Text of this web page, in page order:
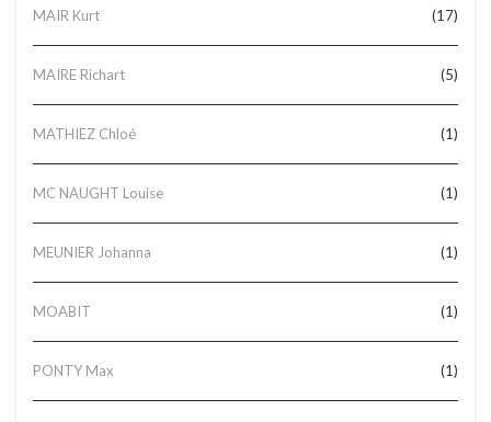
MAIR Kurt (17)
MAIRE Richart (5)
MATHIEZ Chloé (1)
MC NAUGHT Louise (1)
MEUNIER Johanna (1)
MOABIT (1)
PONTY Max (1)